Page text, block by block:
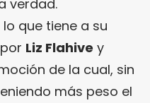
verdad.
que tiene a su
Liz Flahive y
de la cual, sin
más peso el